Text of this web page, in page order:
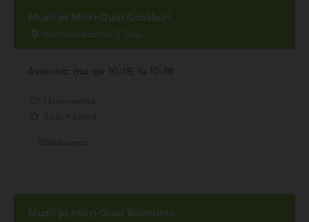
Musti ja Mirri Oulu Kaakkuri
Metsokankaantie 3, Oulu
Avoinna: ma-pe 10-19, la 10-18
Musti ja Mirri Oulu Välivainio